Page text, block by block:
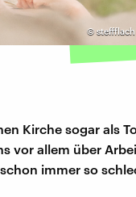
©
Kirche sogar als
vor allem über
immer so